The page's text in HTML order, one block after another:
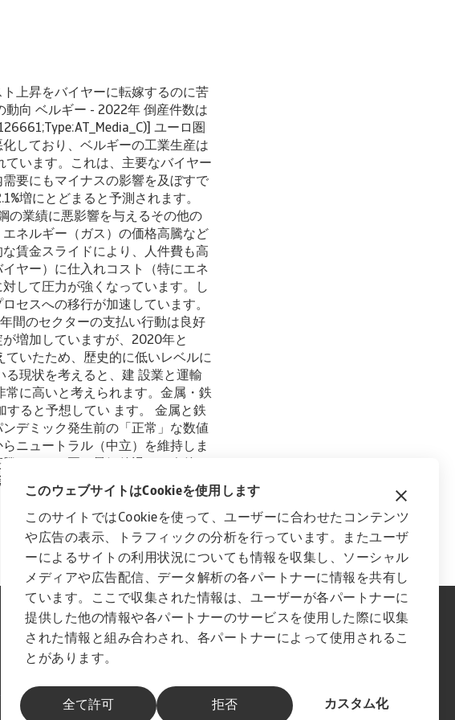
このウェブサイトはCookieを使用します
このサイトではCookieを使って、ユーザーに合わせたコンテンツ
や広告の表示、トラフィックの分析を行っています。またユーザ
ーによるサイトの利用状況についても情報を収集し、ソーシャル
メディアや広告配信、データ解析の各パートナーに情報を共有し
ています。ここで収集された情報は、ユーザーが各パートナーに
提供した他の情報や各パートナーのサービスを使用した際に収集
された情報と組み合わされ、各パートナーによって使用されるこ
とがあります。
全て許可 カスタム化
拒否
上昇をバイヤーに転嫁するのに苦
向 ベルギー - 2022年 倒産件数は
ユーロ圏
しており、ベルギーの工業生産は
います。これは、主要なバイヤー
要にもマイナスの影響を及ぼすで
増にとどまると予測されます。
の業績に悪影響を与えるその他の
ネルギー（ガス）の価格高騰など
賃金スライドにより、人件費も高
ヤー）に仕入れコスト（特にエネ
して圧力が強くなっています。し
セスへの移行が加速しています。
間のセクターの支払い行動は良好
増加していますが、2020年と
いたため、歴史的に低いレベルに
現状を考えると、建 設業と運輸
に高いと考えられます。金属・鉄
ると予想してい ます。 金属と鉄
デミック発生前の「正常」な数値
ニュートラル（中立）を維持しま
、ユーロ圏の景気後退は、今後の
ると、金属と鉄鋼の生産量は2023